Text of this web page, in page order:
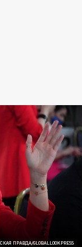
ПРАВДА/GLOBALLOOKPRESS